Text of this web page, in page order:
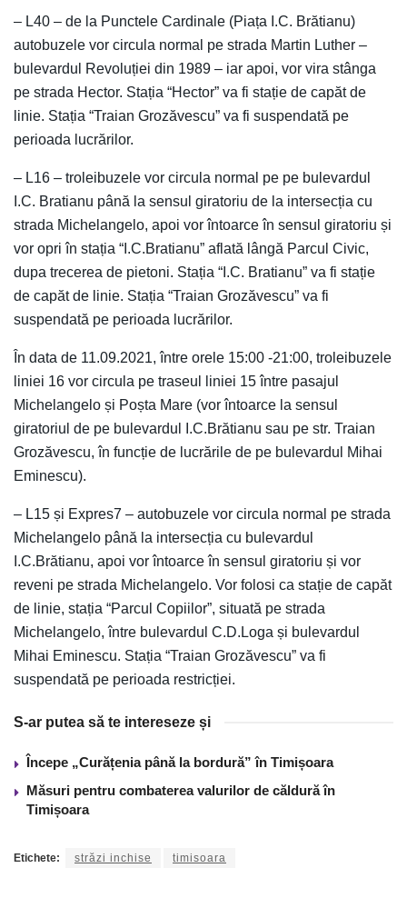
– L40 – de la Punctele Cardinale (Piața I.C. Brătianu)
autobuzele vor circula normal pe strada Martin Luther –
bulevardul Revoluției din 1989 – iar apoi, vor vira stânga
pe strada Hector. Stația “Hector” va fi stație de capăt de
linie. Stația “Traian Grozăvescu” va fi suspendată pe
perioada lucrărilor.
– L16 – troleibuzele vor circula normal pe pe bulevardul
I.C. Bratianu până la sensul giratoriu de la intersecția cu
strada Michelangelo, apoi vor întoarce în sensul giratoriu și
vor opri în stația “I.C.Bratianu” aflată lângă Parcul Civic,
dupa trecerea de pietoni. Stația “I.C. Bratianu” va fi stație
de capăt de linie. Stația “Traian Grozăvescu” va fi
suspendată pe perioada lucrărilor.
În data de 11.09.2021, între orele 15:00 -21:00, troleibuzele
liniei 16 vor circula pe traseul liniei 15 între pasajul
Michelangelo și Poșta Mare (vor întoarce la sensul
giratoriul de pe bulevardul I.C.Brătianu sau pe str. Traian
Grozăvescu, în funcție de lucrările de pe bulevardul Mihai
Eminescu).
– L15 și Expres7 – autobuzele vor circula normal pe strada
Michelangelo până la intersecția cu bulevardul
I.C.Brătianu, apoi vor întoarce în sensul giratoriu și vor
reveni pe strada Michelangelo. Vor folosi ca stație de capăt
de linie, stația “Parcul Copiilor”, situată pe strada
Michelangelo, între bulevardul C.D.Loga și bulevardul
Mihai Eminescu. Stația “Traian Grozăvescu” va fi
suspendată pe perioada restricției.
S-ar putea să te intereseze și
Începe „Curățenia până la bordură” în Timișoara
Măsuri pentru combaterea valurilor de căldură în
Timișoara
Etichete: străzi inchise timisoara